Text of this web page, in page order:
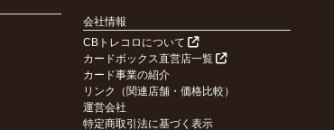
会社情報
CBトレコロについて
カードボックス直営店一覧
カード事業の紹介
リンク（関連店舗・価格比較）
運営会社
特定商取引法に基づく表示